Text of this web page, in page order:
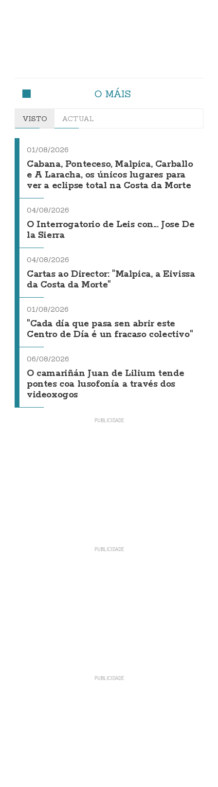
O MÁIS
VISTO ACTUAL
01/08/2026
Cabana, Ponteceso, Malpica, Carballo
e A Laracha, os únicos lugares para
ver a eclipse total na Costa da Morte
04/08/2026
O Interrogatorio de Leis con... Jose De
la Sierra
04/08/2026
Cartas ao Director: "Malpica, a Eivissa
da Costa da Morte"
01/08/2026
"Cada día que pasa sen abrir este
Centro de Día é un fracaso colectivo"
06/08/2026
O camariñán Juan de Lilium tende
pontes coa lusofonía a través dos
videoxogos